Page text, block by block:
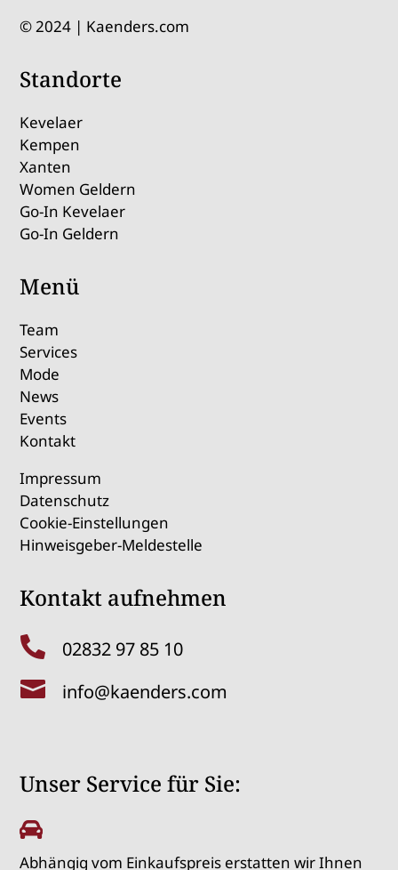
© 2024 | Kaenders.com
Standorte
Kevelaer
Kempen
Xanten
Women Geldern
Go-In Kevelaer
Go-In Geldern
Menü
Team
Services
Mode
News
Events
Kontakt
Impressum
Datenschutz
Cookie-Einstellungen
Hinweisgeber-Meldestelle
Kontakt aufnehmen
 02832 97 85 10
 info@kaenders.com
Unser Service für Sie:

Abhängig vom Einkaufspreis erstatten wir Ihnen